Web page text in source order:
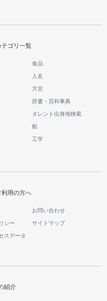
ゴリ一覧
食品
人名
方言
辞書・百科事典
タレント出身地検索
船
工学
用の方へ
お問い合わせ
シー サイトマップ
スデータ
紹介